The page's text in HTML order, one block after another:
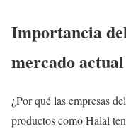
Importancia
mercado actual
¿Por qué las empresas
productos como Halal